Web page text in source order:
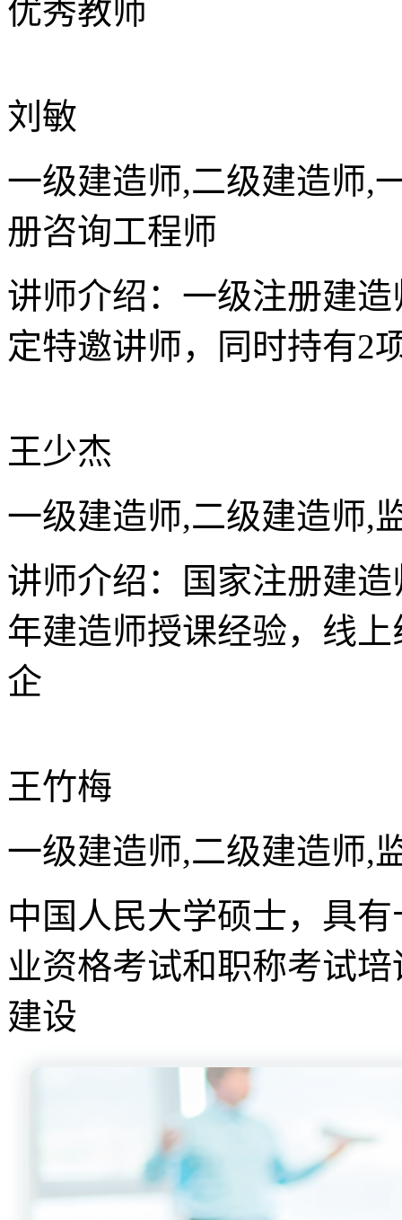
优秀教师
刘敏
一级建造师,二级建造师,
册咨询工程师
讲师介绍：一级注册建
定特邀讲师，同时持有2
王少杰
一级建造师,二级建造师,
讲师介绍：国家注册建
年建造师授课经验，线
企
王竹梅
一级建造师,二级建造师,
中国人民大学硕士，具
业资格考试和职称考试
建设